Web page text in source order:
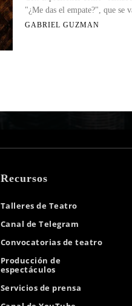
"¿Me das el empate?", que se
GABRIEL GUZMAN
Recursos
Talleres de Teatro
Canal de Telegram
Convocatorias de teatro
Producción de
espectáculos
Servicios de prensa